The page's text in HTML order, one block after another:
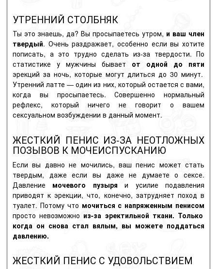
УТРЕННИЙ СТОЛБНЯК
Ты это знаешь, да? Вы просыпаетесь утром, и ваш член
твердый. Очень раздражает, особенно если вы хотите
пописать, а это трудно сделать из-за твердости. По
статистике у мужчины бывает от одной до пяти
эрекций за ночь, которые могут длиться до 30 минут.
Утренний латте — один из них, который остается с вами,
когда вы просыпаетесь. Совершенно нормальный
рефлекс, который ничего не говорит о вашем
сексуальном возбуждении в данный момент.
ЖЕСТКИЙ ПЕНИС ИЗ-ЗА НЕОТЛОЖНЫХ
ПОЗЫВОВ К МОЧЕИСПУСКАНИЮ
Если вы давно не мочились, ваш пенис может стать
твердым, даже если вы даже не думаете о сексе.
Давление мочевого пузыря и усилие подавления
приводят к эрекции, что, конечно, затрудняет поход в
туалет. Потому что мочиться с напряженным пенисом
просто невозможно из-за эректильной ткани. Только
когда он снова стал вялым, вы можете поддаться
давлению.
ЖЕСТКИЙ ПЕНИС С УДОВОЛЬСТВИЕМ